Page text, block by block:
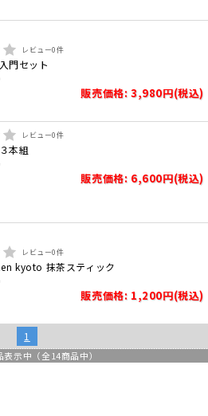
レビュー0件
門セット
販売価格: 3,980円(税込)
レビュー0件
本組
販売価格: 6,600円(税込)
レビュー0件
kyoto 抹茶スティック
販売価格: 1,200円(税込)
1
表示中（全 14商品中）